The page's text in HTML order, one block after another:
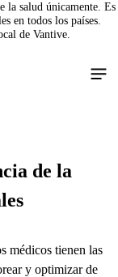
la salud únicamente. Es
en todos los países.
de Vantive.
de la
médicos tienen las
y optimizar de